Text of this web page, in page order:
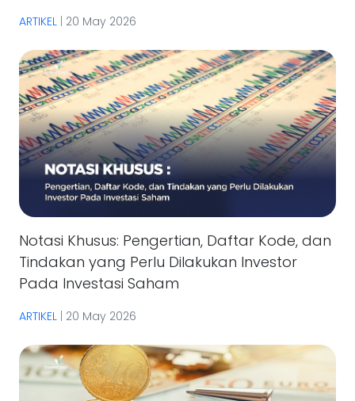
ARTIKEL 20 May 2026
Notasi Khusus: Pengertian, Daftar Kode, dan
Tindakan yang Perlu Dilakukan Investor
Pada Investasi Saham
ARTIKEL | 20 May 2026